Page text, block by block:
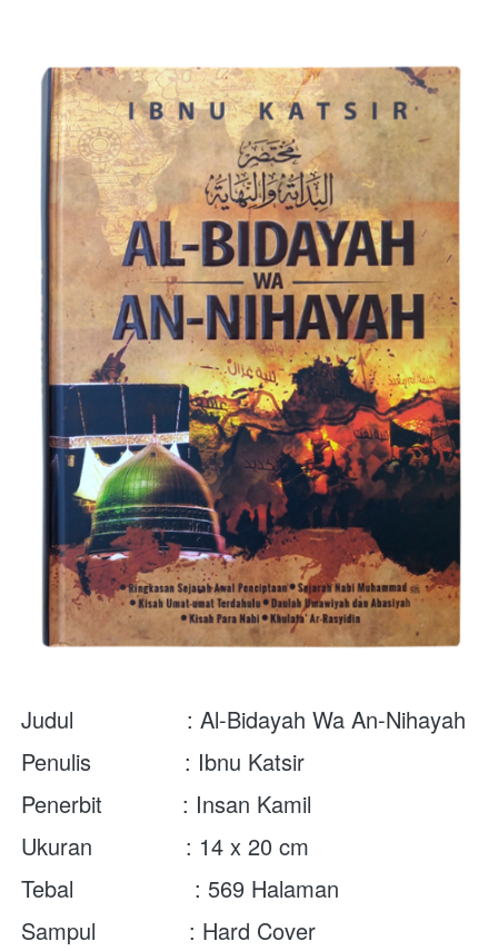
Judul                 : Al-Bidayah Wa An-Nihayah
Penulis              : Ibnu Katsir
Penerbit            : Insan Kamil
Ukuran              : 14 x 20 cm
Tebal	          : 569 Halaman
Sampul              : Hard Cover